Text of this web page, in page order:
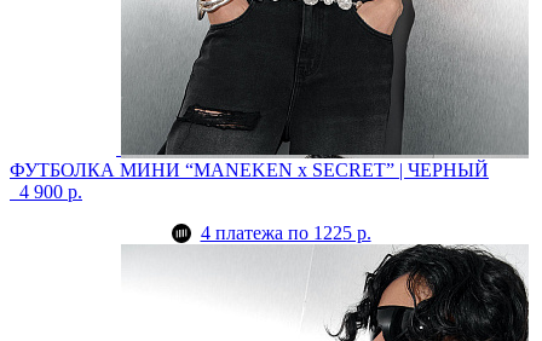
ФУТБОЛКА МИНИ “MANEKEN x SECRET” | ЧЕРНЫЙ
4 900 р.
4 платежа по 1225 р.